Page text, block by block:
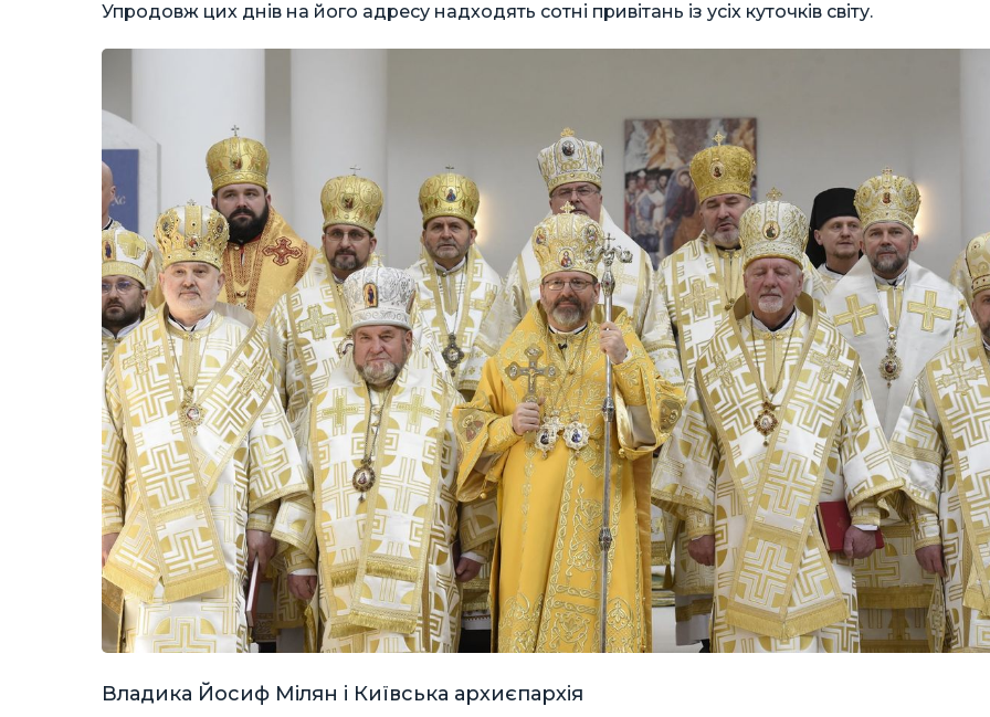
Упродовж цих днів на його адресу надходять сотні привітань із усіх куточків світу.
Владика Йосиф Мілян і Київська архиєпархія